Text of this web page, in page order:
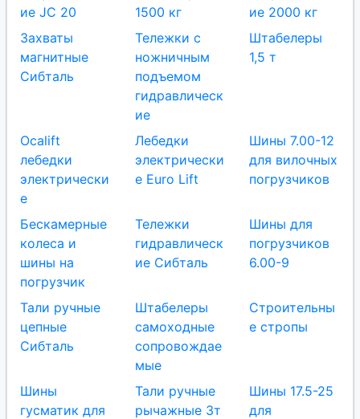
ие JC 20
1500 кг
ие 2000 кг
Захваты
магнитные
Сибталь
Тележки с
ножничным
подъемом
гидравлическ
ие
Штабелеры
1,5 т
Ocalift
лебедки
электрически
е
Лебедки
электрически
е Euro Lift
Шины 7.00-12
для вилочных
погрузчиков
Бескамерные
колеса и
шины на
погрузчик
Тележки
гидравлическ
ие Сибталь
Шины для
погрузчиков
6.00-9
Тали ручные
цепные
Сибталь
Штабелеры
самоходные
сопровождае
мые
Строительны
е стропы
Шины
гусматик для
Тали ручные
рычажные 3т
Шины 17.5-25
для